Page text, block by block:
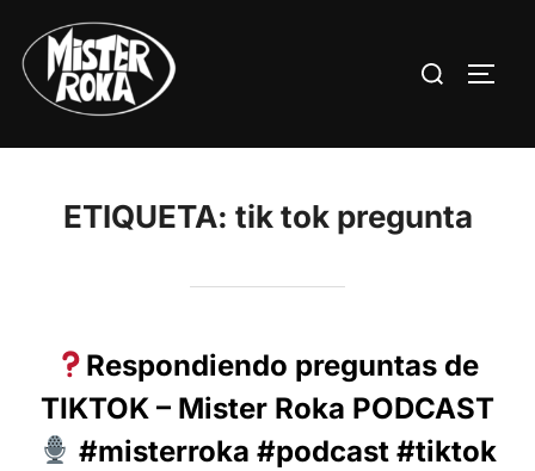
contenido
Buscar:
ETIQUETA: tik tok pregunta
Respondiendo preguntas de
TIKTOK – Mister Roka PODCAST
#misterroka #podcast #tiktok